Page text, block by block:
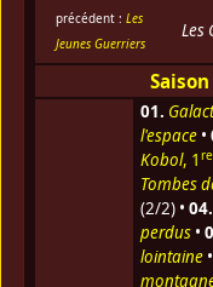
précédent : Les
Jeunes Guerriers
Les
Saison
01.
l'espace•
Kobol, 1 re
Tombes
(2/2) • 04.
perdus•
lointaine•